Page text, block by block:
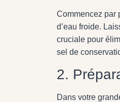
Commencez par
d’eau froide.
cruciale pour
sel de
2.
Dans votre